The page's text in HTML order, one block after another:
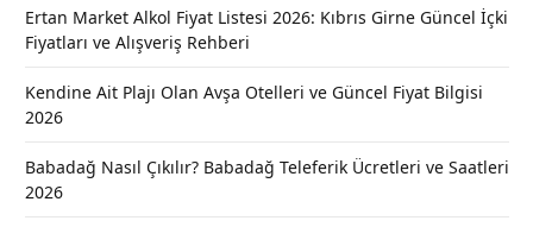
Ertan Market Alkol Fiyat Listesi 2026: Kıbrıs Girne Güncel İçki
Fiyatları ve Alışveriş Rehberi
Kendine Ait Plajı Olan Avşa Otelleri ve Güncel Fiyat Bilgisi
2026
Babadağ Nasıl Çıkılır? Babadağ Teleferik Ücretleri ve Saatleri
2026